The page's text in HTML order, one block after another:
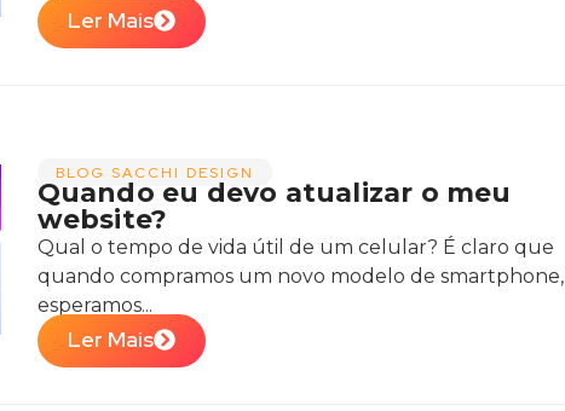
Ler Mais
BLOG SACCHI DESIGN
Quando eu devo atualizar o meu
website?
Qual o tempo de vida útil de um celular? É claro que
quando compramos um novo modelo de smartphone,
esperamos...
Ler Mais